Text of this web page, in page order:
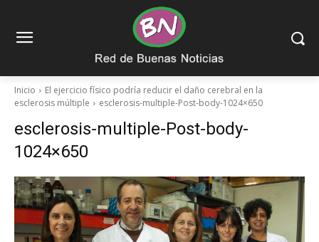
Inicio
El ejercicio físico podría reducir el daño cerebral en la
esclerosis múltiple
esclerosis-multiple-Post-body-1024×650
esclerosis-multiple-Post-body-
1024×650